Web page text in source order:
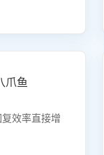
爪鱼
效率直接增